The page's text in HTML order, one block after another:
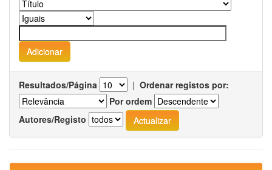
Resultados/Página | Ordenar registos por:
Por ordem
Autores/Registo